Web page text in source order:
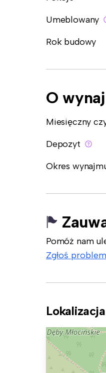
Umeblowany
Rok budowy
O
Miesięczny
Depozyt
Okres
Pomóż nam
Zgłoś problem
Lokalizacja